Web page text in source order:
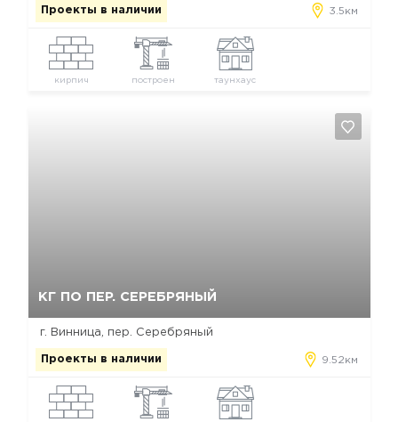
Проекты в наличии 3.5км
кирпич построен таунхаус
КГ ПО ПЕР. СЕРЕБРЯНЫЙ
г. Винница, пер. Серебряный
Проекты в наличии 9.52км